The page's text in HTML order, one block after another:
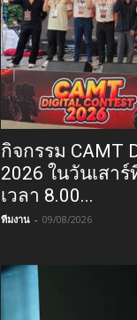
กิจกรรม CAMT
2026 ในวันเสา
เวลา 8.00...
ทีมงาน - 09/08/2026